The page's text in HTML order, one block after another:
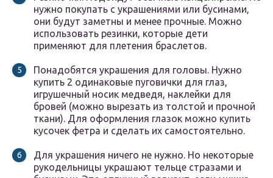
нужно покупать с украшениями или бусинами,
они будут заметны и менее прочные. Можно
использовать резинки, которые дети
применяют для плетения браслетов.
Понадобятся украшения для головы. Нужно
купить 2 одинаковые пуговички для глаз,
игрушечный носик медведя, наклейки для
бровей (можно вырезать из толстой и прочной
ткани). Для оформления глазок можно купить
кусочек фетра и сделать их самостоятельно.
Для украшения ничего не нужно. Но некоторые
рукодельницы украшают тельце стразами и